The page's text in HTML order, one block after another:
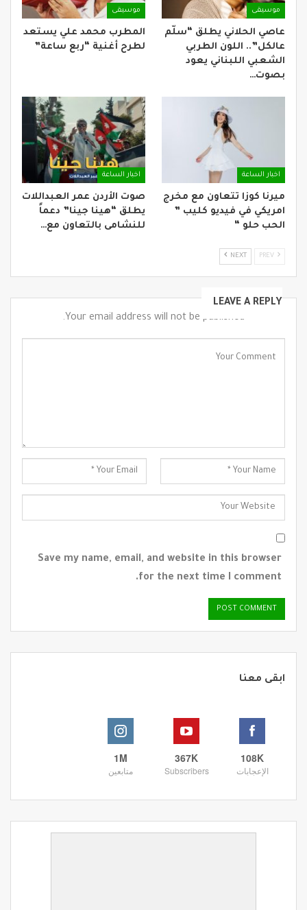
موسيقى
عاصي الحلاني يطلق “سلّم
عالكل”.. اللون الطربي
الشعبي اللبناني يعود
بصوت…
موسيقى
المطرب محمد علي يستعد
لطرح أغنية “ربع ساعة”
اخبار الساعة
ميرنا كوزا تتعاون مع مخرج
امريكي في فيديو كليب ”
الحب حلو “
اخبار الساعة
صوت الأردن عمر العبداللات
يطلق “هينا جينا” دعماً
للنشامى بالتعاون مع…
NEXT
LEAVE A REPLY
Your email address will not be published.
Save my name, email, and website in this browser
for the next time I comment.
ابقى معنا
108K
الإعجابات
367K
Subscribers
1M
متابعين